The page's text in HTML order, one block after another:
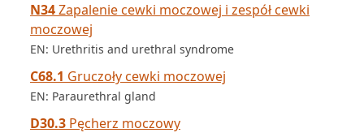
N34Zapalenie cewki moczowej i zespół cewki
moczowej
EN: Urethritis and urethral syndrome
C68.1 Gruczoły cewki moczowej
EN: Paraurethral gland
D30.3 Pęcherz moczowy